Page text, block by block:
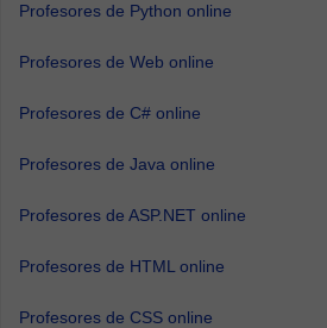
Profesores de Python online
Profesores de Web online
Profesores de C# online
Profesores de Java online
Profesores de ASP.NET online
Profesores de HTML online
Profesores de CSS online